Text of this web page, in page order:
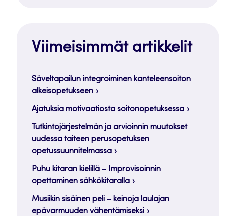
Viimeisimmät artikkelit
Säveltapailun integroiminen kanteleensoiton
alkeisopetukseen
Ajatuksia motivaatiosta soitonopetuksessa
Tutkintojärjestelmän ja arvioinnin muutokset
uudessa taiteen perusopetuksen
opetussuunnitelmassa
Puhu kitaran kielillä – Improvisoinnin
opettaminen sähkökitaralla
Musiikin sisäinen peli – keinoja laulajan
epävarmuuden vähentämiseksi